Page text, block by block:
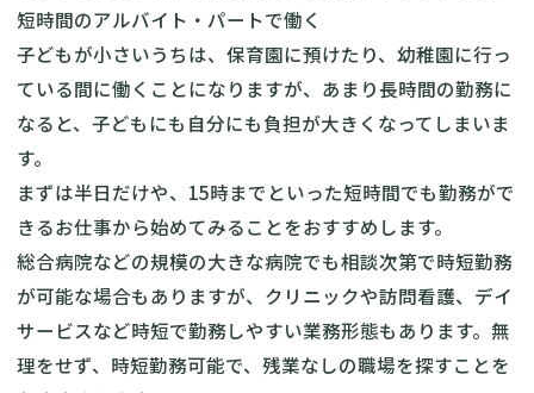
短時間のアルバイト・パートで働く
子どもが小さいうちは、保育園に預けたり、幼稚園に行っ
ている間に働くことになりますが、あまり長時間の勤務に
なると、子どもにも自分にも負担が大きくなってしまいま
す。
まずは半日だけや、15時までといった短時間でも勤務がで
きるお仕事から始めてみることをおすすめします。
総合病院などの規模の大きな病院でも相談次第で時短勤務
が可能な場合もありますが、クリニックや訪問看護、デイ
サービスなど時短で勤務しやすい業務形態もあります。無
理をせず、時短勤務可能で、残業なしの職場を探すことを